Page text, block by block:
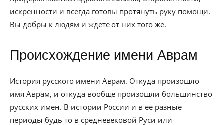
искренности и всегда готовы протянуть руку помощи.
Вы добры к людям и ждете от них того же.
Происхождение имени Аврам
История русского имени Аврам. Откуда произошло
имя Аврам, и откуда вообще произошли большинство
русских имен. В истории России и в её разные
периоды будь то в средневековой Руси или